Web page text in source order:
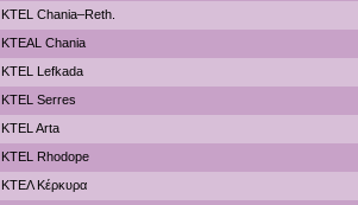
KTEL Chania–Reth.
KTEAL Chania
KTEL Lefkada
KTEL Serres
KTEL Arta
KTEL Rhodope
ΚΤΕΛ Κέρκυρα